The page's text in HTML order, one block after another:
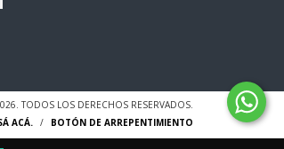
TODOS LOS DERECHOS RESERVADOS.
ACÁ. / BOTÓN DE ARREPENTIMIENTO